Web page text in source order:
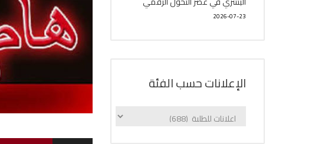
2026-07-23
الإعلانات حسب الفئة
الإعلانات